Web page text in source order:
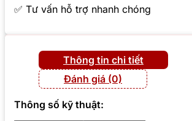
✅ Tư vấn hỗ trợ nhanh chóng
Thông tin chi tiết
Đánh giá (0)
Thông số kỹ thuật: